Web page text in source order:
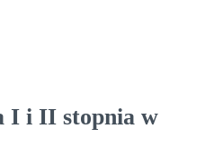
I i II stopnia w